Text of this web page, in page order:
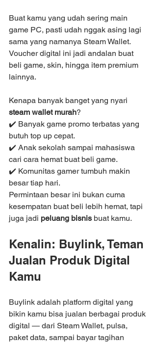
Buat kamu yang udah sering main
game PC, pasti udah nggak asing lagi
sama yang namanya Steam Wallet.
Voucher digital ini jadi andalan buat
beli game, skin, hingga item premium
lainnya.
Kenapa banyak banget yang nyari
steam wallet murah?
✔️ Banyak game promo terbatas yang
butuh top up cepat.
✔️ Anak sekolah sampai mahasiswa
cari cara hemat buat beli game.
✔️ Komunitas gamer tumbuh makin
besar tiap hari.
Permintaan besar ini bukan cuma
kesempatan buat beli lebih hemat, tapi
juga jadi peluang bisnis buat kamu.
Kenalin: Buylink, Teman
Jualan Produk Digital
Kamu
Buylink adalah platform digital yang
bikin kamu bisa jualan berbagai produk
digital — dari Steam Wallet, pulsa,
paket data, sampai bayar tagihan